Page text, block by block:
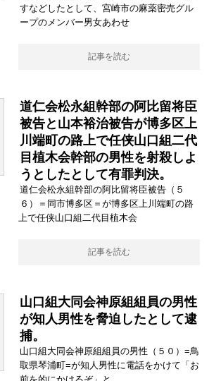
すなどしたとして、宮崎市の麻薬密売グル
ープのメンバー男女あわせ
記事を読む
道仁会松永組幹部の阿比留将臣
被告と山本裕治被告が博多区上
川端町の路上で任侠山口組二代
目植木会幹部の男性を射殺しよ
うとしたとして有罪判決。
道仁会松永組幹部の阿比留将臣被告（５
６）＝同市博多区＝が博多区上川端町の路
上で任侠山口組二代目植木会
記事を読む
山口組大同会神原組組員の男性
が知人男性を脅迫したとして逮
捕。
山口組大同会神原組組員の男性（５０）=鳥
取県琴浦町=が知人男性に電話をかけて「お